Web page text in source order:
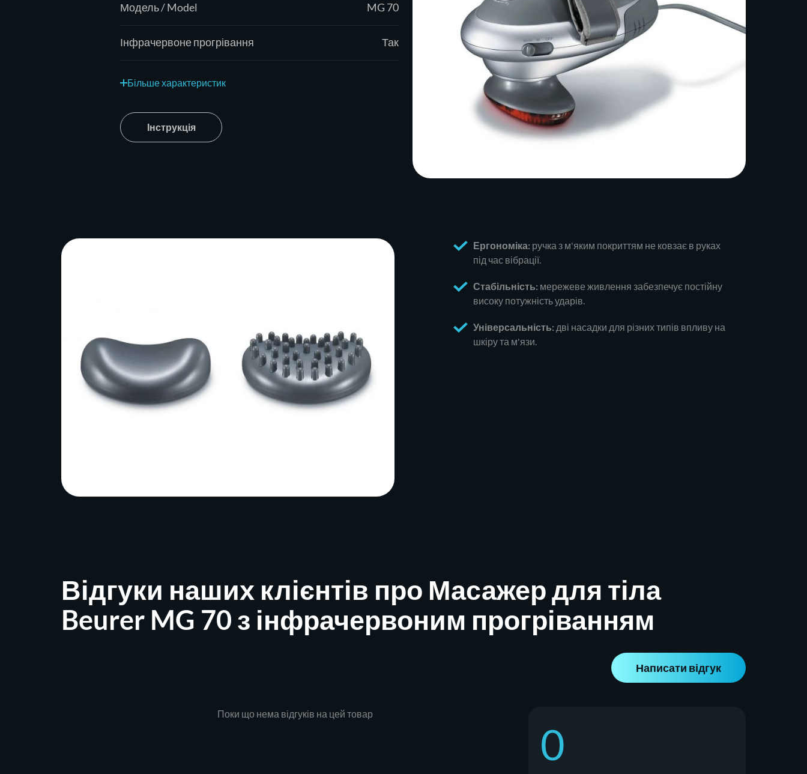
Модель / Model MG 70
Інфрачервоне прогрівання Так
Більше характеристик
Інструкція
Ергономіка: ручка з м'яким покриттям не ковзає в руках
під час вібрації.
Стабільність: мережеве живлення забезпечує постійну
високу потужність ударів.
Універсальність: дві насадки для різних типів впливу на
шкіру та м'язи.
Відгуки наших клієнтів про Масажер для тіла
Beurer MG 70 з інфрачервоним прогріванням
Написати відгук
Поки що нема відгуків на цей товар
0